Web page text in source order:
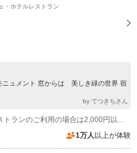
・ホテルレストラン
ュメント 窓からは 美しき緑の世界 宿
by てつきちさん
1万人 以上が体験